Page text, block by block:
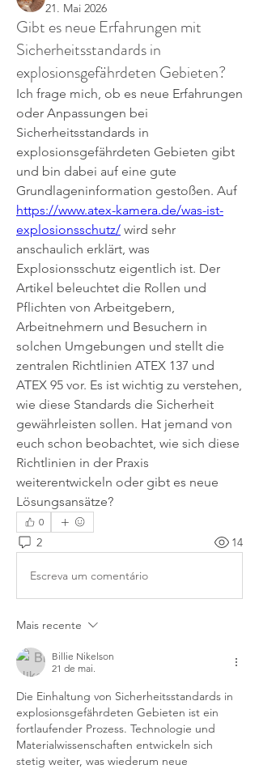
21. Mai 2026
Gibt es neue Erfahrungen mit
Sicherheitsstandards in
explosionsgefährdeten Gebieten?
Ich frage mich, ob es neue Erfahrungen
oder Anpassungen bei
Sicherheitsstandards in
explosionsgefährdeten Gebieten gibt
und bin dabei auf eine gute
https://www.atex-kamera.de/was-ist-
explosionsschutz/ wird sehr
anschaulich erklärt, was
Explosionsschutz eigentlich ist. Der
Artikel beleuchtet die Rollen und
Pflichten von Arbeitgebern,
Arbeitnehmern und Besuchern in
solchen Umgebungen und stellt die
zentralen Richtlinien ATEX 137 und
ATEX 95 vor. Es ist wichtig zu verstehen,
wie diese Standards die Sicherheit
gewährleisten sollen. Hat jemand von
euch schon beobachtet, wie sich diese
Richtlinien in der Praxis
weiterentwickeln oder gibt es neue
Lösungsansätze?
0
2 14
Escreva um comentário
Mais recente
Billie Nikelson
21 de mai.
Die Einhaltung von Sicherheitsstandards in
explosionsgefährdeten Gebieten ist ein
fortlaufender Prozess. Technologie und
Materialwissenschaften entwickeln sich
stetig weiter, was wiederum neue